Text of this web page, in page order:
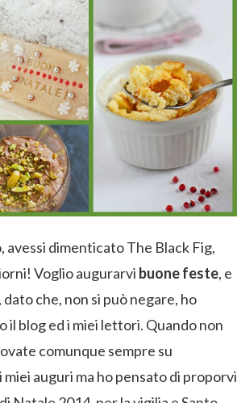
avessi dimenticato The Black Fig,
Voglio augurarvi buone feste, e
che, non si può negare, ho
blog ed i miei lettori. Quando non
comunque sempre su
auguri ma ho pensato di proporvi